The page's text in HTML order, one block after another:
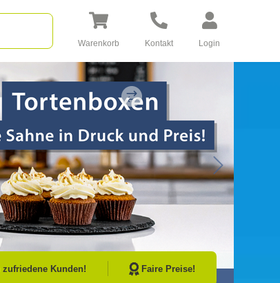
Warenkorb Kontakt Login
Go to Next
Kunden! Faire Preise!